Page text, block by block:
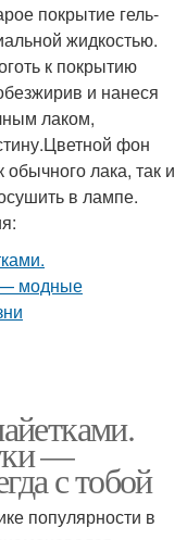
покрытие гель-
жидкостью.
к покрытию
и нанеся
лаком,
фон
обычного лака, так и
в лампе.
—
с тобой
популярности в